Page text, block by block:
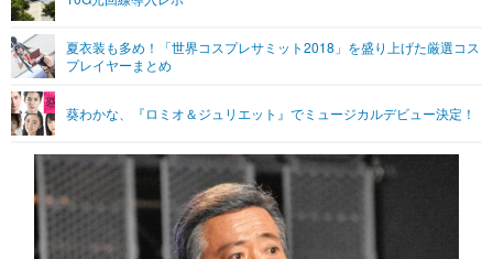
グラビア
ショッピング その他
その他
プッシュ通知の停止方法
夏衣装も多め！「世界コスプレサミット2018」を盛り上げた厳選コス
プレイヤーまとめ
葵わかな、『ロミオ＆ジュリエット』でミュージカルデビュー決定！